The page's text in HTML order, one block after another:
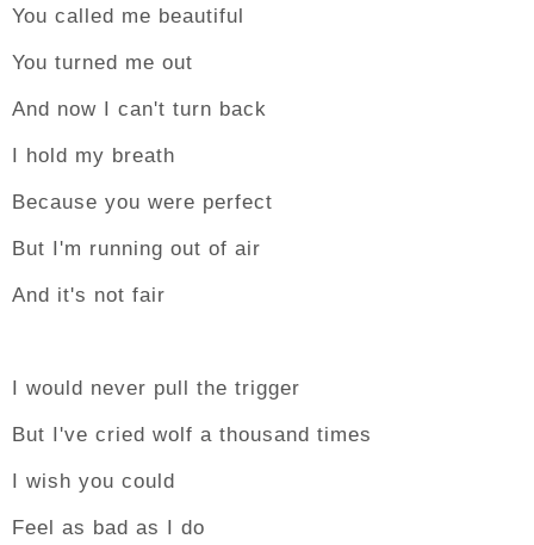
You called me beautiful
You turned me out
And now I can't turn back
I hold my breath
Because you were perfect
But I'm running out of air
And it's not fair
I would never pull the trigger
But I've cried wolf a thousand times
I wish you could
Feel as bad as I do